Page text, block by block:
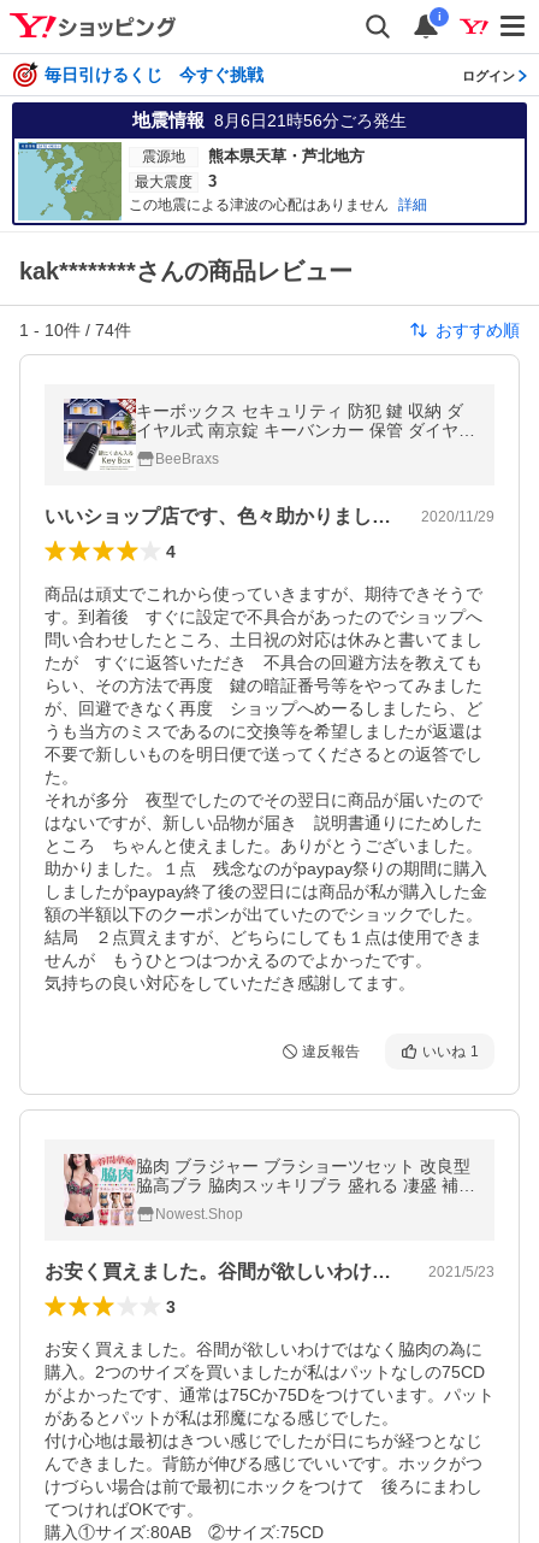
i
毎日引けるくじ 今すぐ挑戦 ログイン
地震情報 8月6日21時56分ごろ発生
震源地 熊本県天草・芦北地方
最大震度 3
この地震による津波の心配はありません 詳細
kak********さんの商品レビュー
1 - 10件 / 74件 おすすめ順
キーボックス セキュリティ 防犯 鍵 収納 ダ
イヤル式 南京錠 キーバンカー 保管 ダイヤル
暗証番号
BeeBraxs
いいショップ店です、色々助かりましたと 2020/11/29
4
商品は頑丈でこれから使っていきますが、期待できそうで
す。到着後　すぐに設定で不具合があったのでショップへ
問い合わせしたところ、土日祝の対応は休みと書いてまし
たが　すぐに返答いただき　不具合の回避方法を教えても
らい、その方法で再度　鍵の暗証番号等をやってみました
が、回避できなく再度　ショップへめーるしましたら、ど
うも当方のミスであるのに交換等を希望しましたが返還は
不要で新しいものを明日便で送ってくださるとの返答でし
た。
それが多分　夜型でしたのでその翌日に商品が届いたので
はないですが、新しい品物が届き　説明書通りにためした
ところ　ちゃんと使えました。ありがとうございました。
助かりました。１点　残念なのがpaypay祭りの期間に購入
しましたがpaypay終了後の翌日には商品が私が購入した金
額の半額以下のクーポンが出ていたのでショックでした。
結局　２点買えますが、どちらにしても１点は使用できま
せんが　もうひとつはつかえるのでよかったです。
気持ちの良い対応をしていただき感謝してます。
違反報告 いいね 1
脇肉 ブラジャー ブラショーツセット 改良型
脇高ブラ 脇肉スッキリブラ 盛れる 凄盛 補正
下着 脇高 谷間メイク
Nowest.Shop
お安く買えました。谷間が欲しいわけでは… 2021/5/23
3
お安く買えました。谷間が欲しいわけではなく脇肉の為に
購入。2つのサイズを買いましたが私はパットなしの75CD
がよかったです、通常は75Cか75Dをつけています。パット
があるとパットが私は邪魔になる感じでした。
付け心地は最初はきつい感じでしたが日にちが経つとなじ
んできました。背筋が伸びる感じでいいです。ホックがつ
けづらい場合は前で最初にホックをつけて　後ろにまわし
てつければOKです。
購入①サイズ:80AB　②サイズ:75CD